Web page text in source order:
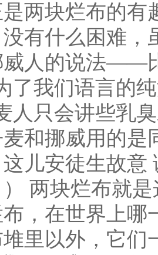
两块烂布的有
有什么困难，
人的说法——
了我们语言的
人只会讲些乳
和挪威用的是
儿安徒生故意
） 两块烂布就
，在世界上哪
里以外，它们